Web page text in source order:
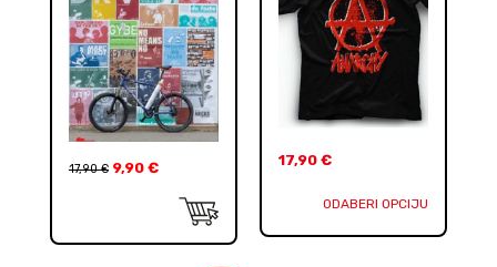
17,90€ 9,90 € 17,90 €
ODABERI OPCIJU